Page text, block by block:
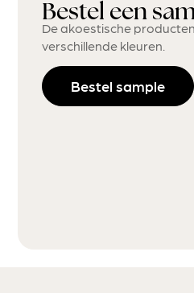
Bestel een
De akoestische
verschillende kleuren.
Bestel sample